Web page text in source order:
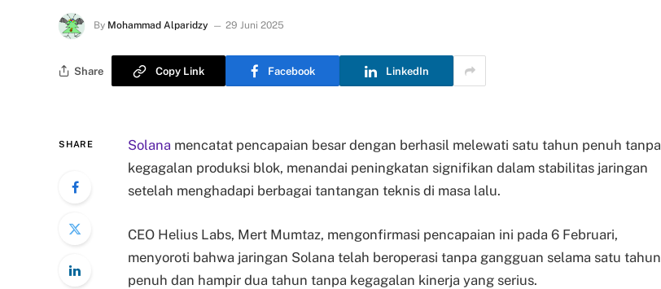
By Mohammad Alparidzy 29 Juni 2025
Share Copy Link Facebook LinkedIn
SHARE Solana mencatat pencapaian besar dengan berhasil melewati satu tahun penuh tanpa
kegagalan produksi blok, menandai peningkatan signifikan dalam stabilitas jaringan
setelah menghadapi berbagai tantangan teknis di masa lalu.
CEO Helius Labs, Mert Mumtaz, mengonfirmasi pencapaian ini pada 6 Februari,
menyoroti bahwa jaringan Solana telah beroperasi tanpa gangguan selama satu tahun
penuh dan hampir dua tahun tanpa kegagalan kinerja yang serius.